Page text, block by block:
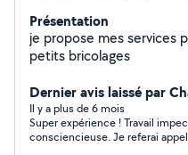
Présentation
je propose mes services
petits bricolages
Dernier avis laissé par
Il y a plus de 6 mois
Super expérience ! Travail
consciencieuse. Je referai